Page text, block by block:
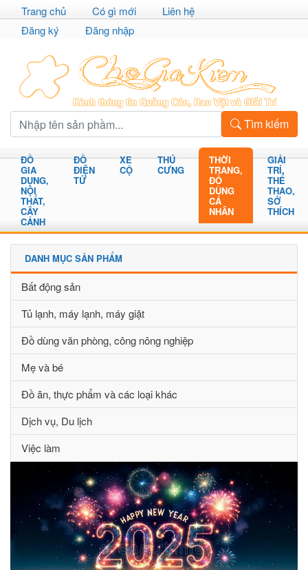
Trang chủ Có gì mới
Liên hệ
Đăng ký
Đăng nhập
Tìm kiếm
ĐỒ
GIA
DỤNG,
NỘI
THẤT,
CÂY
CẢNH
ĐỒ
ĐIỆN
TỬ
XE
CỘ
THÚ
CƯNG
THỜI
TRANG,
ĐỒ
DÙNG
CÁ
NHÂN
GIẢI
TRÍ,
THỂ
THAO,
SỞ
THÍCH
DANH MỤC SẢN PHẨM
Bất động sản
Tủ lạnh, máy lạnh, máy giặt
Đồ dùng văn phòng, công nông nghiệp
Mẹ và bé
Đồ ăn, thực phẩm và các loại khác
Dịch vụ, Du lịch
Việc làm